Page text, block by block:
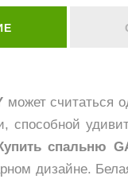
может считаться
способной
спальню
дизайне.